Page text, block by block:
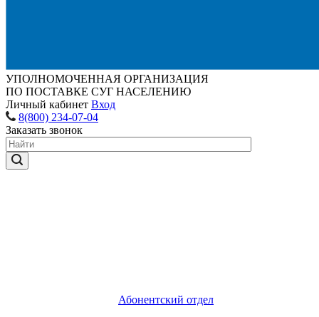
УПОЛНОМОЧЕННАЯ ОРГАНИЗАЦИЯ
ПО ПОСТАВКЕ СУГ НАСЕЛЕНИЮ
Личный кабинет Вход
8(800) 234-07-04
Заказать звонок
Абонентский отдел